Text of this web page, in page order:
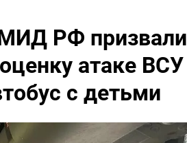
РФ призвали
атаке ВСУ
с детьми